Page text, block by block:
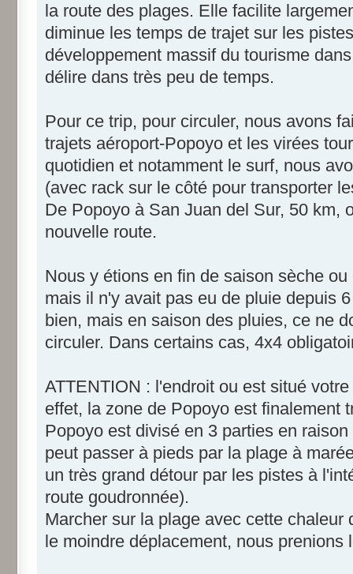
la route des plages. Elle facilite
diminue les temps de trajet sur les
développement massif du tourisme
délire dans très peu de temps.
Pour ce trip, pour circuler, nous avons
trajets aéroport-Popoyo et les virées
quotidien et notamment le surf, nous
(avec rack sur le côté pour transporter
De Popoyo à San Juan del Sur, 50 km,
nouvelle route.
Nous y étions en fin de saison sèche
mais il n'y avait pas eu de pluie depuis
bien, mais en saison des pluies, ce ne
circuler. Dans certains cas, 4x4
ATTENTION : l'endroit ou est situé
effet, la zone de Popoyo est finalement
Popoyo est divisé en 3 parties en
peut passer à pieds par la plage à
un très grand détour par les pistes à
route goudronnée).
Marcher sur la plage avec cette
le moindre déplacement, nous prenions